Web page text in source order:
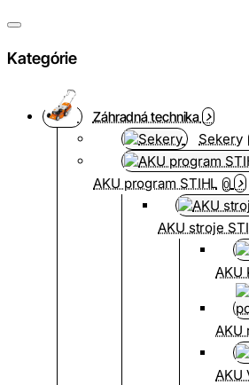
Kategórie
Záhradná technika
Sekery
AKU program STIHL 0
AKU stroje
AKU
AKU
AKU